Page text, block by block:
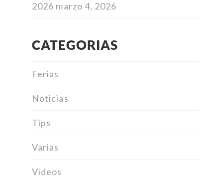
2026 marzo 4, 2026
CATEGORIAS
Ferias
Noticias
Tips
Varias
Videos